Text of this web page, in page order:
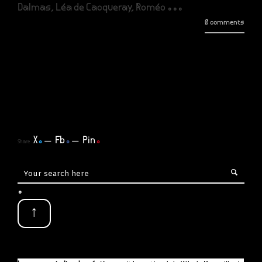
Dalmas, Léa de Cacqueray, Roméo ...
0 comments
Share X. Fb. Pin.
.
↑